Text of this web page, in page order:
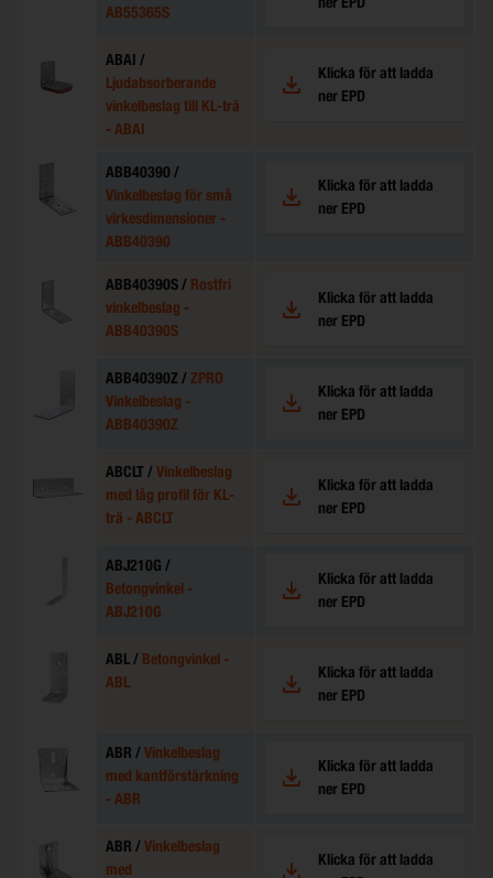
AB55365S
ABAI /
Ljudabsorberande
vinkelbeslag till KL-trä
- ABAI
Klicka för att ladda
ner EPD
ABB40390 /
Vinkelbeslag för små
virkesdimensioner -
ABB40390
Klicka för att ladda
ner EPD
ABB40390S / Rostfri
vinkelbeslag -
ABB40390S
Klicka för att ladda
ner EPD
ABB40390Z / ZPRO
Vinkelbeslag -
ABB40390Z
Klicka för att ladda
ner EPD
ABCLT / Vinkelbeslag
med låg profil för KL-
trä - ABCLT
Klicka för att ladda
ner EPD
ABJ210G /
Betongvinkel -
ABJ210G
Klicka för att ladda
ner EPD
ABL / Betongvinkel -
ABL
Klicka för att ladda
ner EPD
ABR / Vinkelbeslag
med kantförstärkning
- ABR
Klicka för att ladda
ner EPD
ABR / Vinkelbeslag
med
Klicka för att ladda